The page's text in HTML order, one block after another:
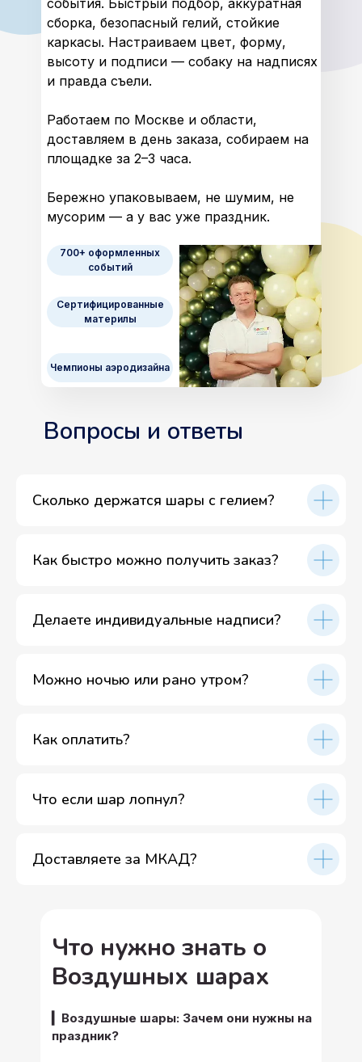
события. Быстрый подбор, аккуратная
сборка, безопасный гелий, стойкие
каркасы. Настраиваем цвет, форму,
высоту и подписи — собаку на надписях
и правда съели.
Работаем по Москве и области,
доставляем в день заказа, собираем на
площадке за 2–3 часа.
Бережно упаковываем, не шумим, не
мусорим — а у вас уже праздник.
Чемпионы аэродизайна
Сертифицированные
материлы
700+ оформленных
событий
Вопросы и ответы
Сколько держатся шары с гелием?
Как быстро можно получить заказ?
Делаете индивидуальные надписи?
Можно ночью или рано утром?
Как оплатить?
Что если шар лопнул?
Доставляете за МКАД?
Что нужно знать о
Воздушных шарах
▎Воздушные шары: Зачем они нужны на
праздник?